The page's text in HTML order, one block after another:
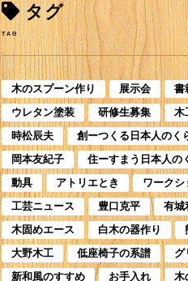
タグ
TAG
木のスプーン作り 展示会 書
ウレタン塗装
研修生募集 木
時松辰夫
創ーつくる日本人のく
岡本友紀子
住ーすまう日本人の
動具
アトリエとき
ワークシ
工芸ニュース
豊口克平 有城
木固めエース
白木の器作り
大野木工
低座椅子の系譜
グ
新和風のすすめ
お手入れ 木